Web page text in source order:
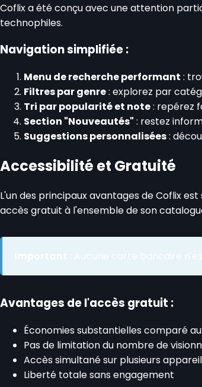
Coflix a été conçu avec une attention
technophiles.
Navigation simplifiée :
Menu de recherche performant :
Filtres par genre: explorez par
Tri par popularité et note: repérez
Section "Nouveautés" : restez
Suggestions personnalisées:
Accessibilité et Gratuité
L'un des principaux avantages de Coflix est
accès gratuit à l'ensemble de son
Avantages de l'accès gratuit :
Économies substantielles comparé
Pas de limitation du nombre de
Accès simultané sur plusieurs
Liberté totale sans engagement